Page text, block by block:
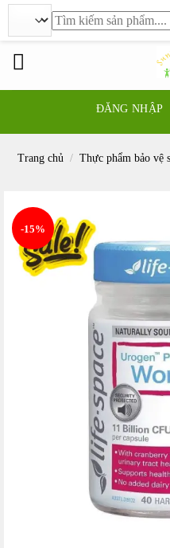
ĐĂNG NHẬP
Tìm
kiếm:
Trang chủ / Thực phẩm bảo vệ
-15%